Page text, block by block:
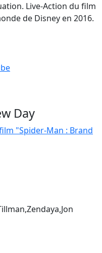
Live-Action du film
de Disney en 2016.
Day
"Spider-Man : Brand